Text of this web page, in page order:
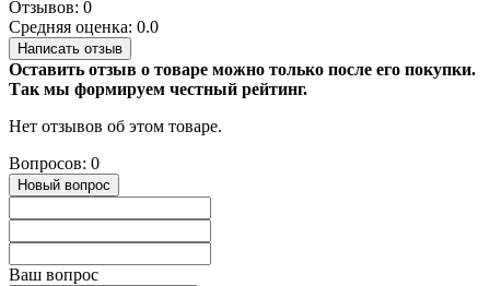
Отзывов: 0
Средняя оценка: 0.0
Написать отзыв
Оставить отзыв о товаре можно только после его покупки.
Так мы формируем честный рейтинг.
Нет отзывов об этом товаре.
Вопросов: 0
Новый вопрос
Ваш вопрос